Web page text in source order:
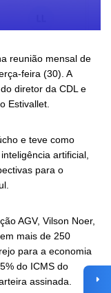
reunião mensal de
feira (30). A
diretor da CDL e
Estivallet.
e teve como
artificial,
para o
AGV, Vilson Noer,
mais de 250
para a economia
do ICMS do
assinada.